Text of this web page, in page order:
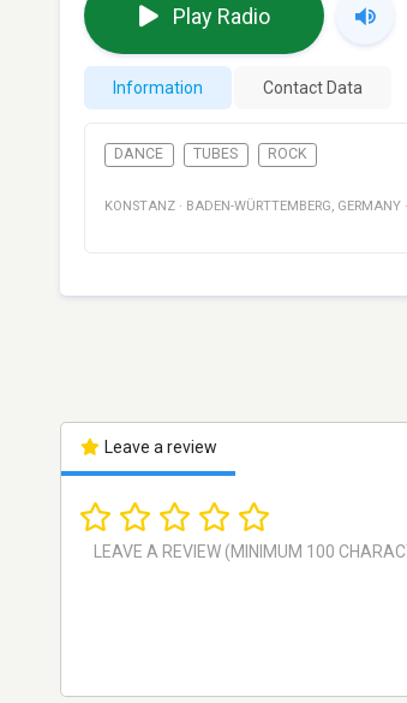
Play Radio
Information Contact Data
DANCE TUBES ROCK
KONSTANZ · BADEN-WÜRTTEMBERG, GERMANY ·
Leave a review